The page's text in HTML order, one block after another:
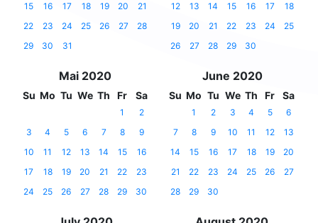
15
16 17 18 19 20
21
22
23 24 25 26 27
28
29
30 31
12
13 14 15 16 17
18
19
20 21 22 23 24
25
26
27 28 29 30
Mai 2020
Su Mo Tu We Th Fr Sa
1
2
3
4 5 6 7 8
9
10
11 12 13 14 15
16
17
18 19 20 21 22
23
24
25 26 27 28 29 30
June 2020
Su Mo Tu We Th Fr Sa
1 2 3 4 5
6
7
8 9 10 11 12
13
14
15 16 17 18 19
20
21
22 23 24 25 26
27
28
29 30